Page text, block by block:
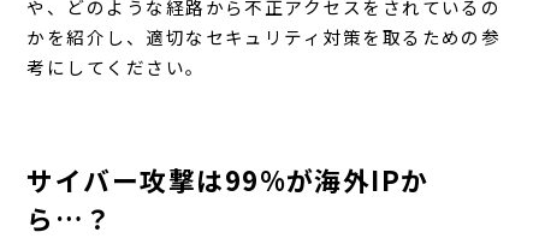
や、どのような経路から不正アクセスをされているの
かを紹介し、適切なセキュリティ対策を取るための参
考にしてください。
サイバー攻撃は99%が海外IPか
ら…？